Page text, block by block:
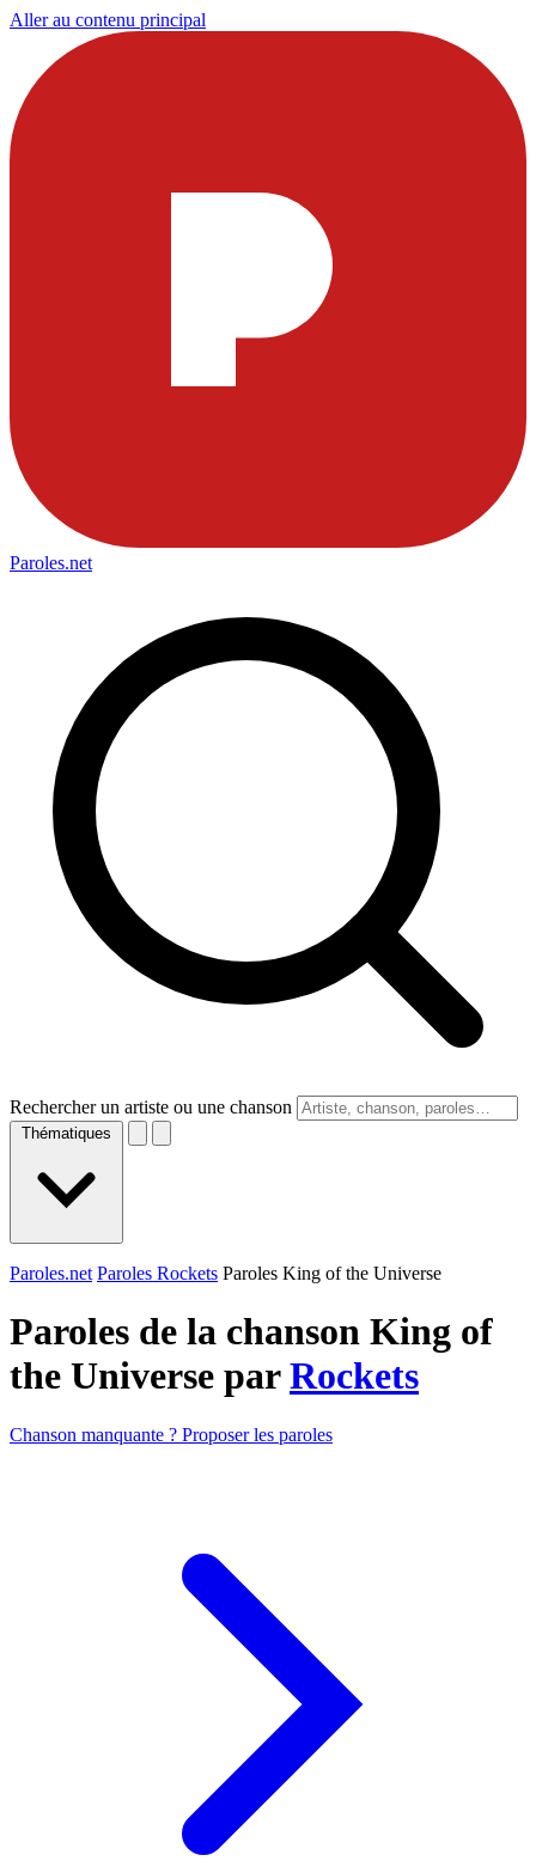
Aller au contenu principal
Paroles.net
Rechercher un artiste ou une chanson
Thématiques
Paroles.net Paroles Rockets Paroles King of the Universe
Paroles de la chanson King of
the Universe parRockets
Chanson manquante ? Proposer les paroles